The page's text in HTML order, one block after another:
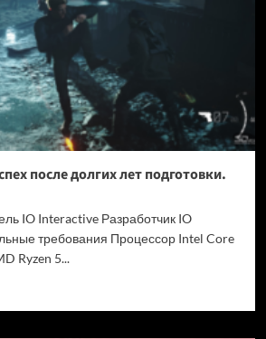
после долгих лет подготовки.
IO Interactive Разработчик IO
требования Процессор Intel Core
Ryzen 5...